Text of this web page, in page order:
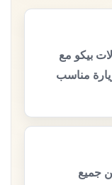
بيكو مع
مناسب
جميع